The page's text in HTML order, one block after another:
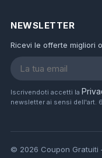
NEWSLETTER
Ricevi le offerte migliori
Iscrivendoti accetti la
newsletter ai sensi dell'art.
© 2026 Coupon Gratuiti